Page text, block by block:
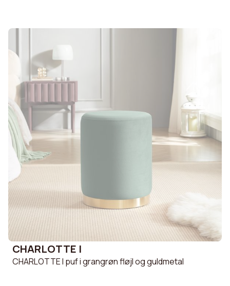
CHARLOTTE I
CHARLOTTE I puf i grangrøn fløjl og guldmetal